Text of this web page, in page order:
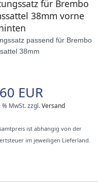
für Brembo
38mm vorne
passend für Brembo
38mm
EUR
% MwSt.zzgl.Versand
ist abhängig von der
im jeweiligen Lieferland.